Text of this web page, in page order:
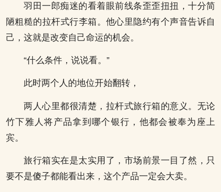
羽田一郎痴迷的看着眼前线条歪歪扭扭，十分简
陋粗糙的拉杆式行李箱。他心里隐约有个声音告诉自
己，这就是改变自己命运的机会。
“什么条件，说说看。”
此时两个人的地位开始翻转，
两人心里都很清楚，拉杆式旅行箱的意义。无论
竹下雅人将产品拿到哪个银行，他都会被奉为座上
宾。
旅行箱实在是太实用了，市场前景一目了然，只
要不是傻子都能看出来，这个产品一定会大卖。